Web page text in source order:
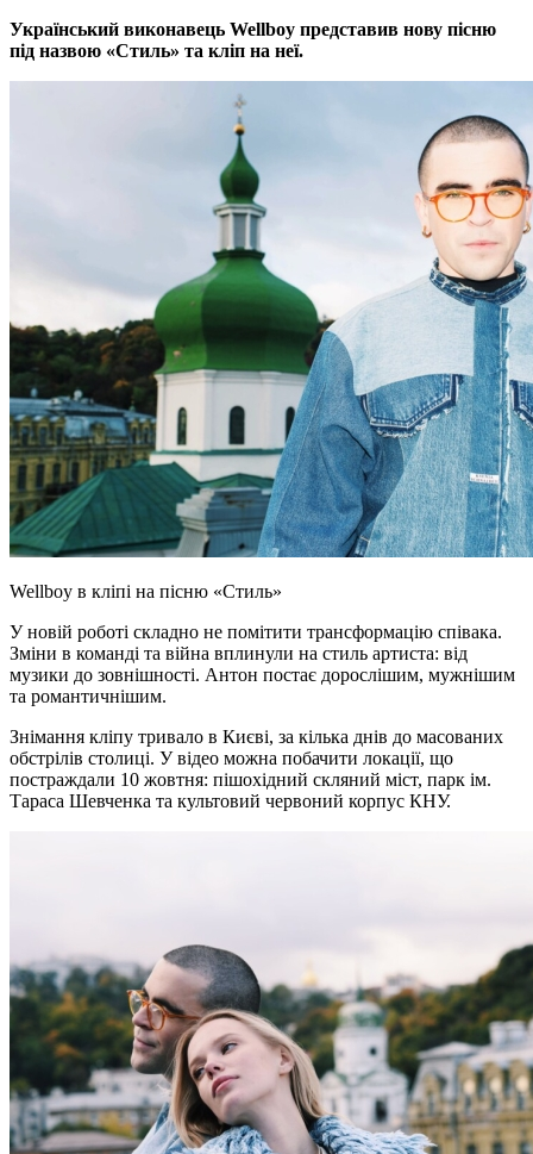
Український виконавець Wellboy представив нову пісню
під назвою «Стиль» та кліп на неї.
Wellboy в кліпі на пісню «Стиль»
У новій роботі складно не помітити трансформацію співака.
Зміни в команді та війна вплинули на стиль артиста: від
музики до зовнішності. Антон постає дорослішим, мужнішим
та романтичнішим.
Знімання кліпу тривало в Києві, за кілька днів до масованих
обстрілів столиці. У відео можна побачити локації, що
постраждали 10 жовтня: пішохідний скляний міст, парк ім.
Тараса Шевченка та культовий червоний корпус КНУ.